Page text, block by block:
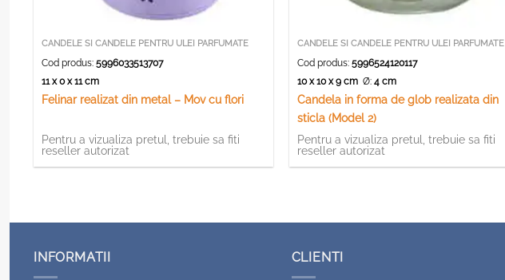
CANDELE SI CANDELE PENTRU ULEI PARFUMATE
Cod produs:5996033513707
11 x 0 x 11 cm
Felinar realizat din metal – Mov cu flori
Pentru a vizualiza pretul, trebuie sa fiti
reseller autorizat
CANDELE SI CANDELE PENTRU ULEI PARFUMATE
Cod produs:5996524120117
10 x 10 x 9 cm Ø:4 cm
Candela in forma de glob realizata din
sticla (Model 2)
Pentru a vizualiza pretul, trebuie sa fiti
reseller autorizat
INFORMATII CLIENTI